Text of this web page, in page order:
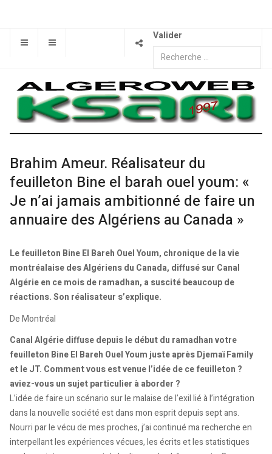
Valider
Brahim Ameur. Réalisateur du
feuilleton Bine el barah ouel youm: «
Je n’ai jamais ambitionné de faire un
annuaire des Algériens au Canada »
Le feuilleton Bine El Bareh Ouel Youm, chronique de la vie
montréalaise des Algériens du Canada, diffusé sur Canal
Algérie en ce mois de ramadhan, a suscité beaucoup de
réactions. Son réalisateur s’explique.
De Montréal
Canal Algérie diffuse depuis le début du ramadhan votre
feuilleton Bine El Bareh Ouel Youm juste après Djemaï Family
et le JT. Comment vous est venue l’idée de ce feuilleton ?
aviez-vous un sujet particulier à aborder ?
L’idée de faire un scénario sur le malaise de l’exil lié à l’intégration
dans la nouvelle société est dans mon esprit depuis sept ans.
Nourri par le vécu de mes proches, j’ai continué ma recherche en
interpellant les expériences vécues, les écrits et les statistiques